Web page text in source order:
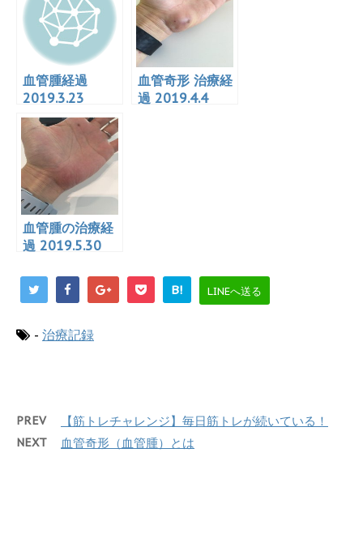
血管腫経過
2019.3.23
血管奇形 治療経
過 2019.4.4
血管腫の治療経
過 2019.5.30
B! LINEへ送る
- 治療記録
PREV 【筋トレチャレンジ】毎日筋トレが続いている！
NEXT 血管奇形（血管腫）とは